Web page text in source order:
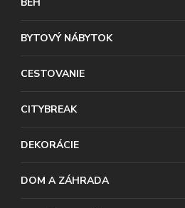
BYTOVÝ NÁBYTOK
CESTOVANIE
CITYBREAK
DEKORÁCIE
DOM A ZÁHRADA